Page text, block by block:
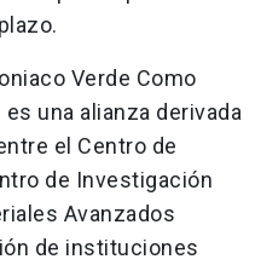
Verde Como
es una alianza derivada
el Centro de
de Investigación
Avanzados
de instituciones